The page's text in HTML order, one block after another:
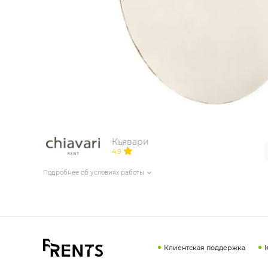
ИЗДЕЛИЯ ДЛЯ КОМФОРТА
ТЕХНИЧЕСКОЕ ОБОРУДОВАНИЕ
Кьявари
4.9
Подробнее об условиях работы
Клиентская поддержка